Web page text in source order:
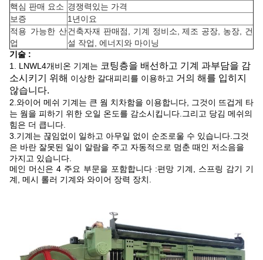
핵심 판매 요소 경쟁력있는 가격
보증
1년이요
적용 가능한 산
업
건축자재 판매점, 기계 정비소, 제조 공장, 농장, 건
설 작업, 에너지와 마이닝
기술 :
1. LNWL4개비온 기계는 코팅층을 배선하고 기계 과부담을 감
소시키기 위해 이상한 갈대피리를 이용하고 거의 해를 입히지
않습니다.
2.와이어 메쉬 기계는 큰 웜 치차함을 이용합니다, 그것이 뜨겁게 타
는 웜을 피하기 위한 오일 온도를 감소시킵니다.그리고 당김 메쉬의
힘은 더 큽니다.
3.기계는 끊임없이 일하고 아무일 없이 순조로울 수 있습니다.그것
은 바란 잘못된 일이 알람을 주고 자동적으로 멈춘 때인 저소음을
가지고 있습니다.
메인 머신은 4 주요 부문을 포함합니다 :편망 기계, 스프링 감기 기
계, 메시 롤러 기계와 와이어 장력 장치.